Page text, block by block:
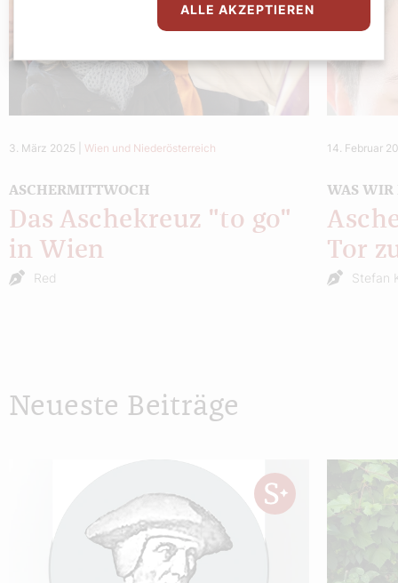
3. März 2025 Wien und Niederösterreich
ASCHERMITTWOCH
Das Aschekreuz "to go"
in Wien
Red
14. Februar
WAS WIR
Tor
Stefan
Neueste Beiträge
ALLE AKZEPTIEREN